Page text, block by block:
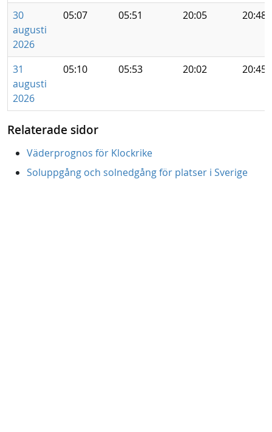
30
augusti
2026
05:07 05:51 20:05 20:48
31
augusti
2026
05:10 05:53 20:02 20:45
Relaterade sidor
Väderprognos för Klockrike
Soluppgång och solnedgång för platser i Sverige